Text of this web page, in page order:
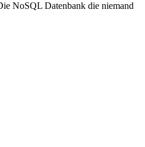
NoSQL Datenbank die niemand